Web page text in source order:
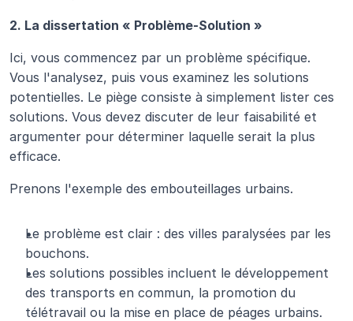
2. La dissertation « Problème-Solution »
Ici, vous commencez par un problème spécifique.
Vous l'analysez, puis vous examinez les solutions
potentielles. Le piège consiste à simplement lister ces
solutions. Vous devez discuter de leur faisabilité et
argumenter pour déterminer laquelle serait la plus
efficace.
Prenons l'exemple des embouteillages urbains.
Le problème est clair : des villes paralysées par les
bouchons.
Les solutions possibles incluent le développement
des transports en commun, la promotion du
télétravail ou la mise en place de péages urbains.